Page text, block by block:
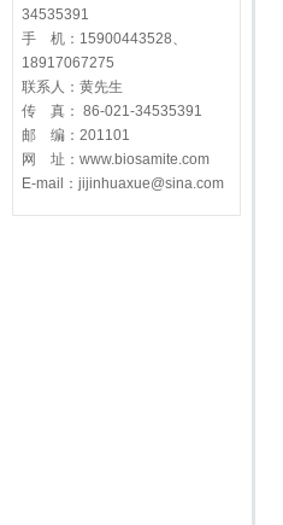
34535391
手 机：15900443528、
18917067275
联系人：黄先生
传 真： 86-021-34535391
邮 编：201101
网 址：www.biosamite.com
E-mail：jijinhuaxue@sina.com